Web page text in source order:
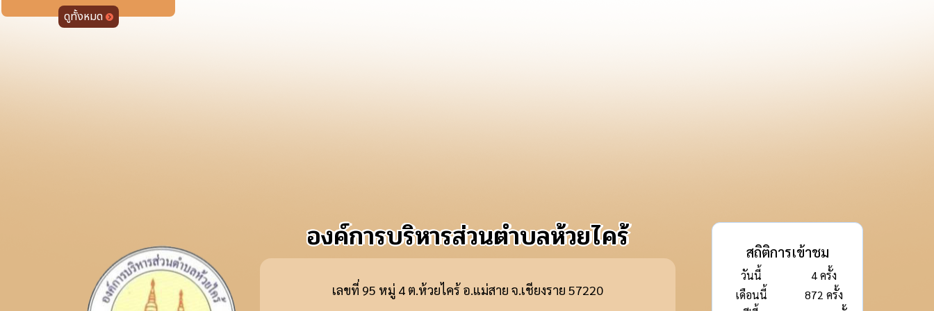
ดูทั้งหมด
รายงานข้อมูลสถิติการให้บริการประชาชนในพื้นที่ อบต.ห้วยไคร้ ประจำปีงบประมาณ พ.ศ. 2568
การตอบสนองต่อผู้บริการ
องค์การบริหารส่วนตำบลห้วยไคร้
เลขที่ 95 หมู่ 4 ต.ห้วยไคร้ อ.แม่สาย จ.เชียงราย 57220
สถิติการเข้าชม
วันนี้
4 ครั้ง
เดือนนี้
872 ครั้ง